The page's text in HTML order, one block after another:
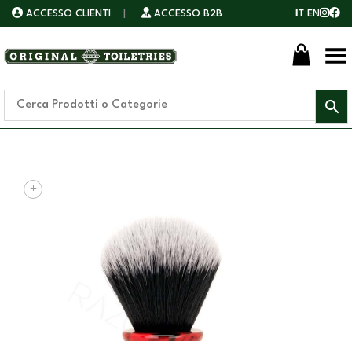
ACCESSO CLIENTI ACCESSO B2B IT EN
Toggle Menu
+